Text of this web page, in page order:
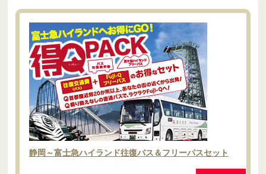
静岡～富士急ハイランド往復バス＆フリーパスセット